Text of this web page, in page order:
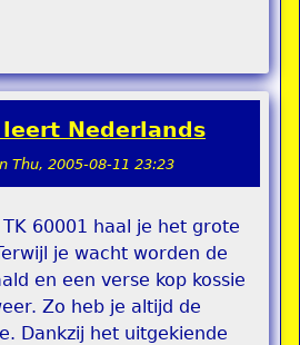
Nederlands
Thu, 2005-08-11 23:23
60001 haal je het grote
je wacht worden de
en een verse kop kossie
Zo heb je altijd de
Dankzij het uitgekiende